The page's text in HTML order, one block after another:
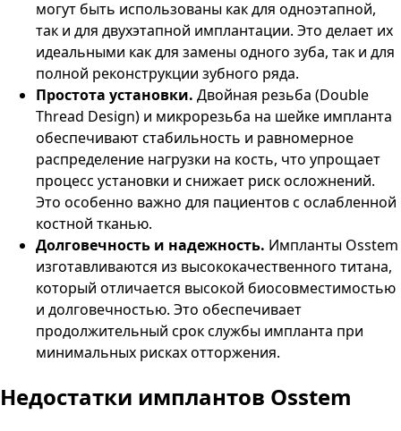
могут быть использованы как для одноэтапной,
так и для двухэтапной имплантации. Это делает их
идеальными как для замены одного зуба, так и для
полной реконструкции зубного ряда.
Простота установки. Двойная резьба (Double
Thread Design) и микрорезьба на шейке импланта
обеспечивают стабильность и равномерное
распределение нагрузки на кость, что упрощает
процесс установки и снижает риск осложнений.
Это особенно важно для пациентов с ослабленной
костной тканью.
Долговечность и надежность. Импланты Osstem
изготавливаются из высококачественного титана,
который отличается высокой биосовместимостью
и долговечностью. Это обеспечивает
продолжительный срок службы импланта при
минимальных рисках отторжения.
Недостатки имплантов Osstem